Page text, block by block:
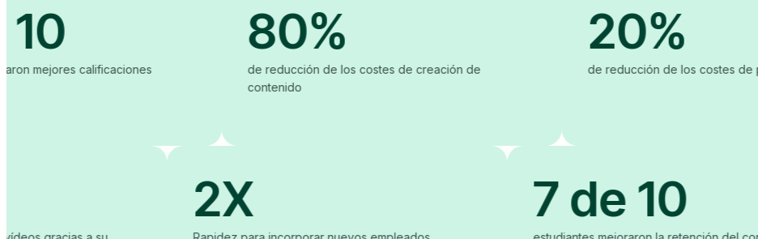
80%
de reducción de los costes de creación de
20%
de reducción de los costes de producción
7 de 10